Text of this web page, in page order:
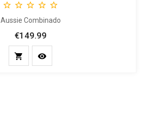
    
Aussie Combinado
Price
€149.99
 